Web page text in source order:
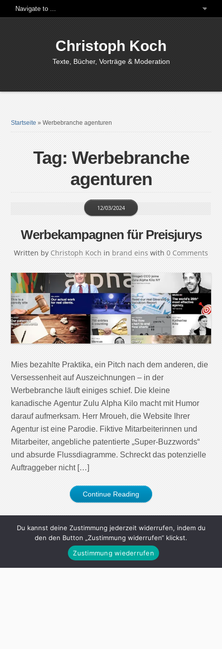
Christoph Koch
Texte, Bücher, Vorträge & Moderation
Startseite »Werbebranche agenturen
Tag: Werbebranche
agenturen
Werbekampagnen für Preisjurys
Written by Christoph Koch
12/03/2024
in brand eins with 0 Comments
Mies bezahlte Praktika, ein Pitch nach dem anderen, die
Versessenheit auf Auszeichnungen – in der
Werbebranche läuft einiges schief. Die kleine
kanadische Agentur Zulu Alpha Kilo macht mit Humor
darauf aufmerksam. Herr Mroueh, die Website Ihrer
Agentur ist eine Parodie. Fiktive Mitarbeiterinnen und
Mitarbeiter, angebliche patentierte „Super-Buzzwords“
und absurde Flussdiagramme. Schreckt das potenzielle
Auftraggeber nicht […]
Continue Reading
Du kannst deine Zustimmung jederzeit widerrufen, indem du
den den Button „Zustimmung widerrufen“ klickst.
Zustimmung wiederrufen